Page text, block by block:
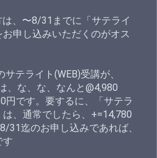
は、〜8/31までに「サテライ
お申し込みいただくのがオス
テライト(WEB)受講が、
、な、な、なんと@4,980
円です。要するに、「サテラ
は、通常でしたら、+=14,780
31迄のお申し込みであれば、
す